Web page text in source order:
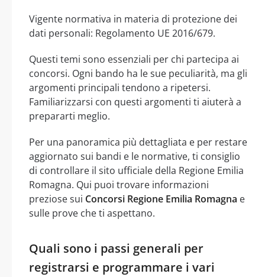
Vigente normativa in materia di protezione dei
dati personali: Regolamento UE 2016/679.
Questi temi sono essenziali per chi partecipa ai
concorsi. Ogni bando ha le sue peculiarità, ma gli
argomenti principali tendono a ripetersi.
Familiarizzarsi con questi argomenti ti aiuterà a
prepararti meglio.
Per una panoramica più dettagliata e per restare
aggiornato sui bandi e le normative, ti consiglio
di controllare il sito ufficiale della Regione Emilia
Romagna. Qui puoi trovare informazioni
preziose sui Concorsi Regione Emilia Romagna e
sulle prove che ti aspettano.
Quali sono i passi generali per
registrarsi e programmare i vari